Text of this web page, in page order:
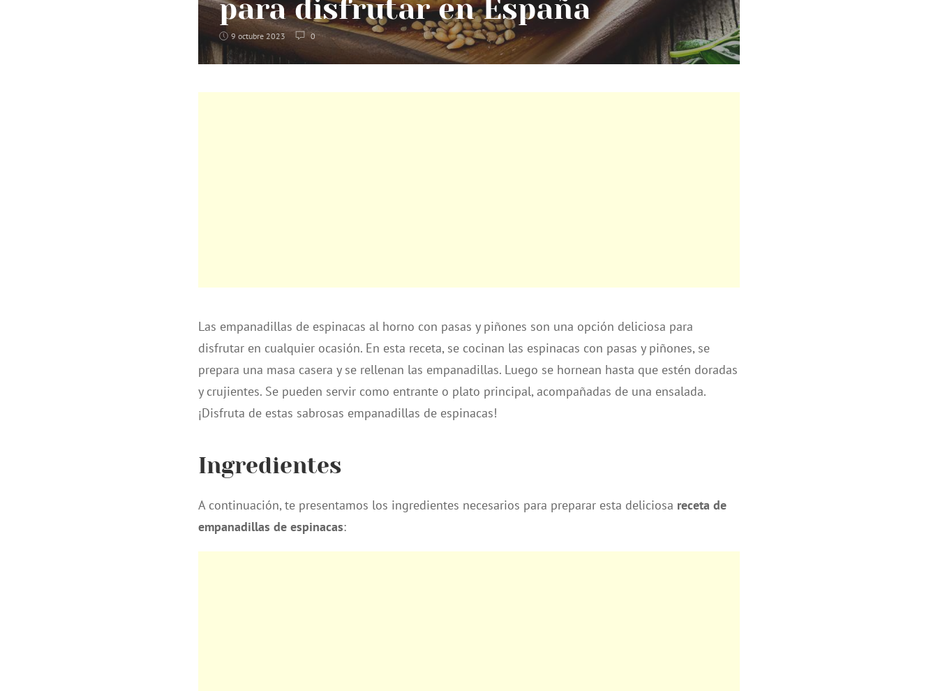
para disfrutar en España
9 octubre 2023 0
Las empanadillas de espinacas al horno con pasas y piñones son una opción deliciosa para
disfrutar en cualquier ocasión. En esta receta, se cocinan las espinacas con pasas y piñones, se
prepara una masa casera y se rellenan las empanadillas. Luego se hornean hasta que estén doradas
y crujientes. Se pueden servir como entrante o plato principal, acompañadas de una ensalada.
¡Disfruta de estas sabrosas empanadillas de espinacas!
Ingredientes
A continuación, te presentamos los ingredientes necesarios para preparar esta deliciosa receta de
empanadillas de espinacas: